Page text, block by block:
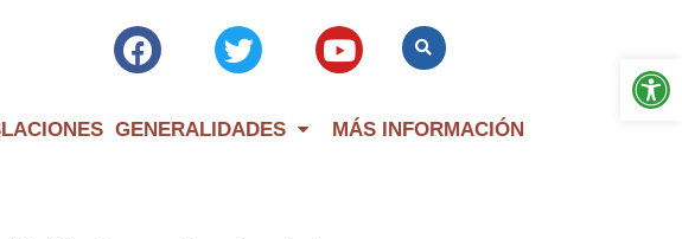
GENERALIDADES MÁS INFORMACIÓN